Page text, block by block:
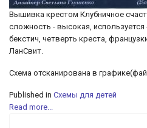
Вышивка крестом Клубничное
сложность - высокая, используется
бекстич, четверть креста,
ЛанСвит.
Cхема отсканирована в
Published in Схемы для детей
Read more...